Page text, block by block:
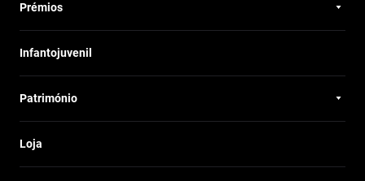
Prémios
Infantojuvenil
Património
Loja